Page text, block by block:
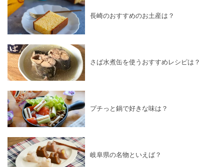
長崎のおすすめのお土産は？
さば水煮缶を使うおすすめレシピは？
プチっと鍋で好きな味は？
岐阜県の名物といえば？